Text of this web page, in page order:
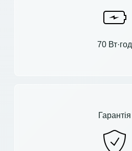
70 Вт·год
Гарантія